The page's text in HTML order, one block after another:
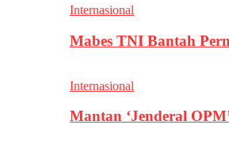
Internasional
Mabes TNI Bantah
Internasional
Mantan ‘Jenderal